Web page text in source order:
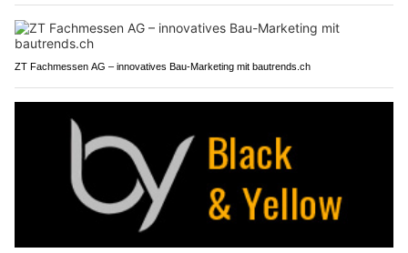
ZT Fachmessen AG – innovatives Bau-Marketing mit bautrends.ch